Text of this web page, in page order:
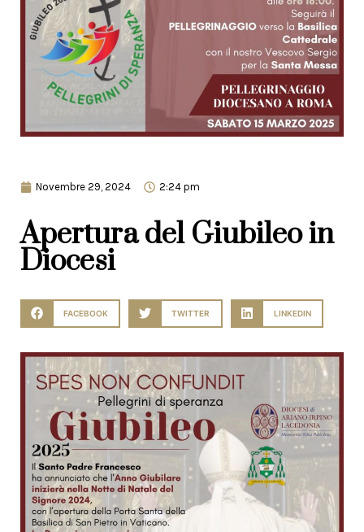
Novembre 29, 2024 2:24 pm
Apertura del Giubileo in
Diocesi
FACEBOOK TWITTER LINKEDIN